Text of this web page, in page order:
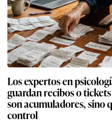
Los expertos en
guardan recibos o
son acumuladores, sino
control